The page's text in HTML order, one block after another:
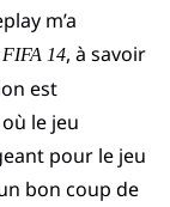
m’a
FIFA 14, à savoir
est
le jeu
pour le jeu
bon coup de